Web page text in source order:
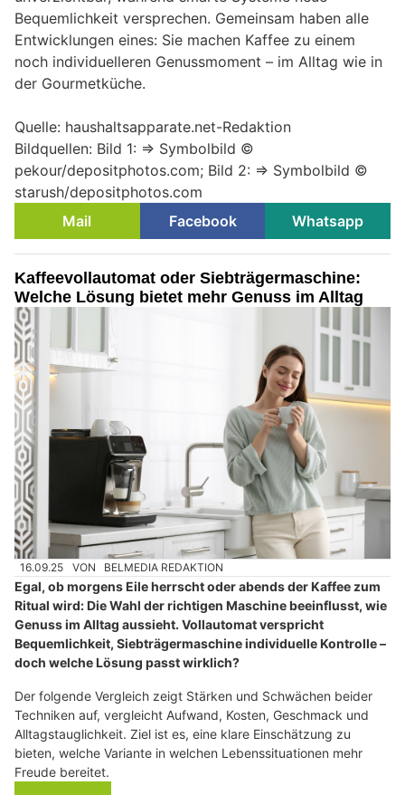
Bequemlichkeit versprechen. Gemeinsam haben alle
Entwicklungen eines: Sie machen Kaffee zu einem
noch individuelleren Genussmoment – im Alltag wie in
der Gourmetküche.
Quelle: haushaltsapparate.net-Redaktion
Bildquellen: Bild 1: => Symbolbild ©
pekour/depositphotos.com; Bild 2: => Symbolbild ©
starush/depositphotos.com
Mail
Facebook Whatsapp
Kaffeevollautomat oder Siebträgermaschine:
Welche Lösung bietet mehr Genuss im Alltag
16.09.25 VON BELMEDIA REDAKTION
Egal, ob morgens Eile herrscht oder abends der Kaffee zum
Ritual wird: Die Wahl der richtigen Maschine beeinflusst, wie
Genuss im Alltag aussieht. Vollautomat verspricht
Bequemlichkeit, Siebträgermaschine individuelle Kontrolle –
doch welche Lösung passt wirklich?
Der folgende Vergleich zeigt Stärken und Schwächen beider
Techniken auf, vergleicht Aufwand, Kosten, Geschmack und
Alltagstauglichkeit. Ziel ist es, eine klare Einschätzung zu
bieten, welche Variante in welchen Lebenssituationen mehr
Freude bereitet.